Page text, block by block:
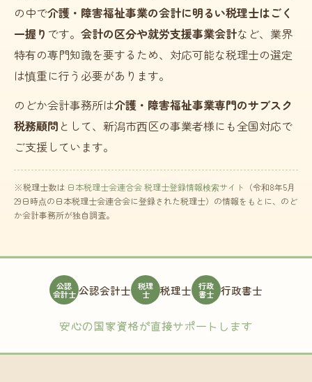
の中で介護・障害福祉事業の会計に明るい税理士はごく
一握り です。 会計の区分や就労支援事業会計など、業界
特有の専門知識を要するため、対応可能な税理士の選定
は慎重に行う必要があります。
のどか会計事務所は介護・障害福祉事業専門のサブスク
税務顧問 として、新潟市西区の事業者様にも全国対応で
ご支援しています。
※税理士数は 日本税理士会連合会 税理士登録情報検索サイト （令和8年5月
29日時点の日本税理士会連合会に登録された税理士）の情報をもとに、のど
か会計事務所が独自調査。
公認
会計士 公認会計士 税理
士 税理士 行政
書士 行政書士
安心の国家資格が直接サポートします